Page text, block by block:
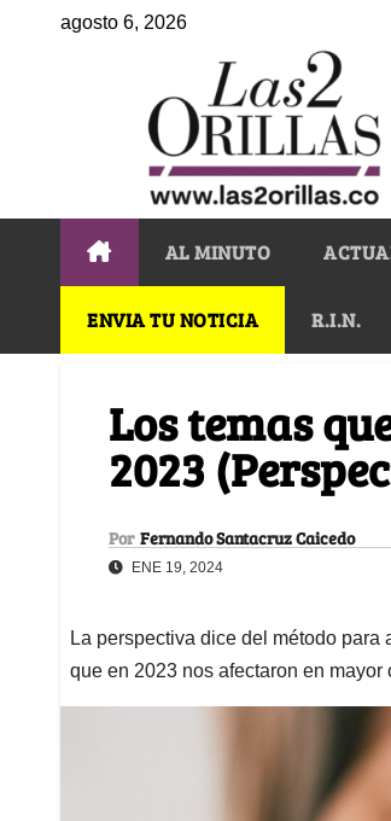
agosto 6, 2026
AL MINUTO
ENVIA TU NOTICIA R.I.N.
Los temas
2023
Por Fernando Santacruz Caicedo
ENE 19, 2024
La perspectiva dice del método
que en 2023 nos afectaron en mayor